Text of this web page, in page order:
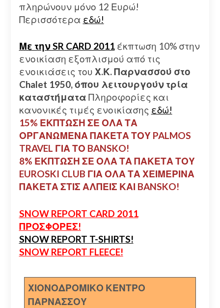
πληρώνουν μόνο 12 Ευρώ!
Περισσότερα εδώ!
Με την SR CARD 2011έκπτωση 10% στην
ενοικίαση εξοπλισμού από τις
ενοικιάσεις του Χ.Κ. Παρνασσού στο
Chalet 1950, όπου λειτουργούν τρία
καταστήματα Πληροφορίες και
κανονικές τιμές ενοικίασης εδώ!
15% ΕΚΠΤΩΣΗ ΣΕ ΟΛΑ ΤΑ
ΟΡΓΑΝΩΜΕΝΑ ΠΑΚΕΤΑ ΤΟΥ PALMOS
TRAVEL ΓΙΑ ΤΟ BANSKO!
8% ΕΚΠΤΩΣΗ ΣΕ ΟΛΑ ΤΑ ΠΑΚΕΤΑ ΤΟΥ
EUROSKI CLUB ΓΙΑ ΟΛΑ ΤΑ ΧΕΙΜΕΡΙΝΑ
ΠΑΚΕΤΑ ΣΤΙΣ ΑΛΠΕΙΣ ΚΑΙ BANSKO!
SNOW REPORT CARD 2011
ΠΡΟΣΦΟΡΕΣ!
SNOW REPORT T-SHIRTS!
SNOW REPORT FLEECE!
ΧΙΟΝΟΔΡΟΜΙΚΟ ΚΕΝΤΡΟ
ΠΑΡΝΑΣΣΟΥ